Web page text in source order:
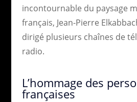
incontournable du paysage
français, Jean-Pierre
dirigé plusieurs chaînes de
radio.
L’hommage des
françaises